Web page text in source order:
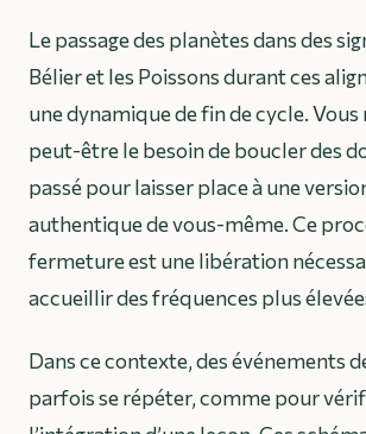
Le passage des planètes dans des
Bélier et les Poissons durant ces
une dynamique de fin de cycle.
peut-être le besoin de boucler des
passé pour laisser place à une
authentique de vous-même. Ce
fermeture est une libération
accueillir des fréquences plus
Dans ce contexte, des événements
parfois se répéter, comme pour